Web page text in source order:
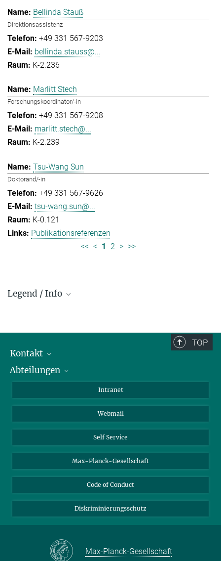
Bellinda Stauß
Direktionsassistenz
+49 331 567-9203
bellinda.stauss@...
K-2.236
Marlitt Stech
Forschungskoordinator/-in
+49 331 567-9208
marlitt.stech@...
K-2.239
Tsu-Wang Sun
Doktorand/-in
+49 331 567-9626
tsu-wang.sun@...
K-0.121
Publikationsreferenzen
<< < 1 2 > >>
Legend / Info
Z- ~ Central building (Zentralgebäude)
AS23a- ~ Berlin (SupraFAB)
TOP
Kontakt
Mitarbeiterverzeichnis
Abteilungen
Biomolekulare Systeme
Kolloidchemie
Nachhaltige und Bio-inspirierte Materialien
Intranet
Webmail
Self Service
Max-Planck-Gesellschaft
Code of Conduct
Diskriminierungsschutz
Max-Planck-Gesellschaft